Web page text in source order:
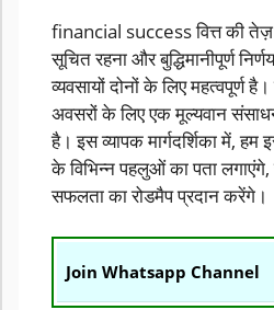
financial success वित्त की तेज़
सूचित रहना और बुद्धिमानीपूर्ण
व्यवसायों दोनों के लिए महत्वपूर्ण है।
अवसरों के लिए एक मूल्यवान
है। इस व्यापक मार्गदर्शिका में, हम
के विभिन्न पहलुओं का पता लगाएंगे,
सफलता का रोडमैप प्रदान करेंगे।
Join Whatsapp Channel